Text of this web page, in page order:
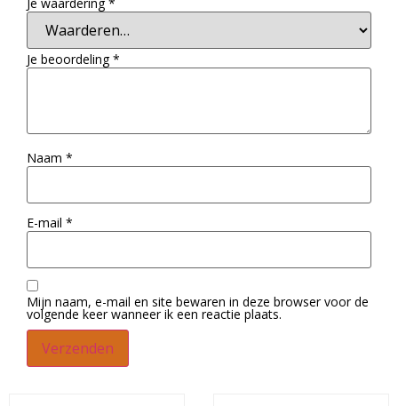
Je beoordeling*
Naam *
E-mail *
Mijn naam, e-mail en site bewaren in deze browser voor de
volgende keer wanneer ik een reactie plaats.